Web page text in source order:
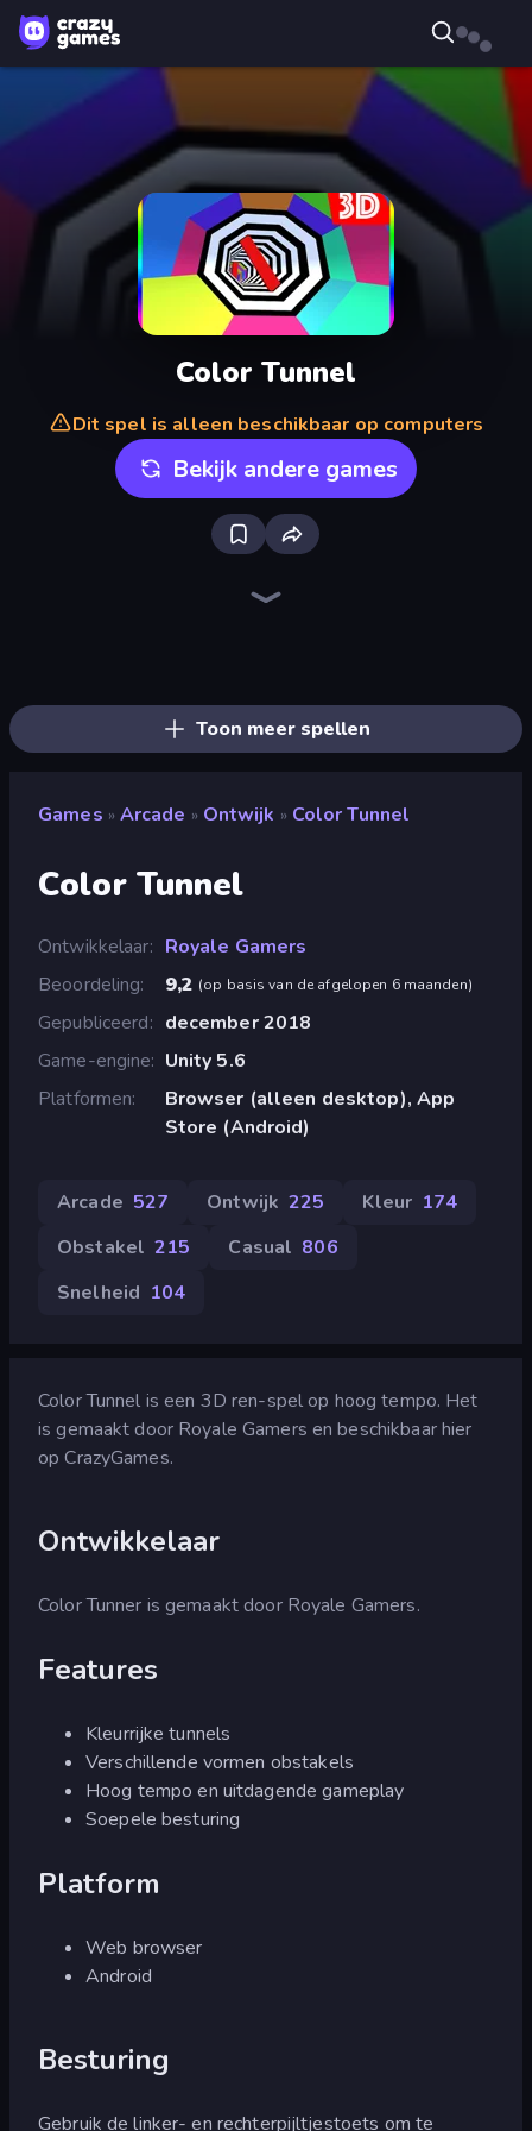
Color Tunnel
Dit spel is alleen beschikbaar op computers
Bekijk andere games
Toon meer spellen
Games » Arcade » Ontwijk » Color Tunnel
Color Tunnel
Ontwikkelaar
Royale Gamers
Beoordeling
9,2 (op basis van de afgelopen 6 maanden)
Gepubliceerd
december 2018
Game-engine
Unity 5.6
Platformen
Browser (alleen desktop), App
Store (Android)
Arcade 527 Ontwijk 225 Kleur 174
Obstakel 215 Casual 806
Snelheid 104
Color Tunnel is een 3D ren-spel op hoog tempo. Het
is gemaakt door Royale Gamers en beschikbaar hier
op CrazyGames.
Ontwikkelaar
Color Tunner is gemaakt door Royale Gamers.
Features
Kleurrijke tunnels
Verschillende vormen obstakels
Hoog tempo en uitdagende gameplay
Soepele besturing
Platform
Web browser
Android
Besturing
Gebruik de linker- en rechterpijltjestoets om te